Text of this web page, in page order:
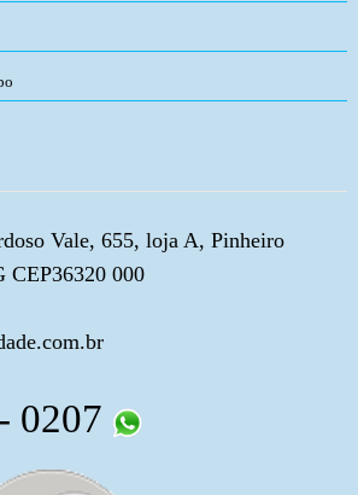
Vale, 655, loja A, Pinheiro
CEP36320 000
0207